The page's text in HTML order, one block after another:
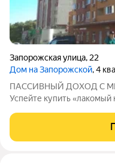
Запорожская улица, 22
Дом на Запорожской, 4
ПАССИВНЫЙ ДОХОД С
Успейте купить
(идеальный метраж под аренду). Потолки 3,2 м
простора даже в цоколе).